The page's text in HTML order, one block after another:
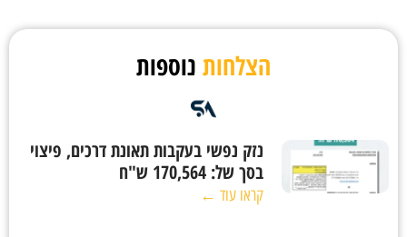
הצלחות נוספות
נזק נפשי בעקבות תאונת דרכים, פיצוי
בסך של: 170,564 ש"ח
קראו עוד ←